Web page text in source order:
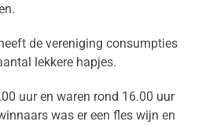
de vereniging consumpties
lekkere hapjes.
uur en waren rond 16.00 uur
was er een fles wijn en